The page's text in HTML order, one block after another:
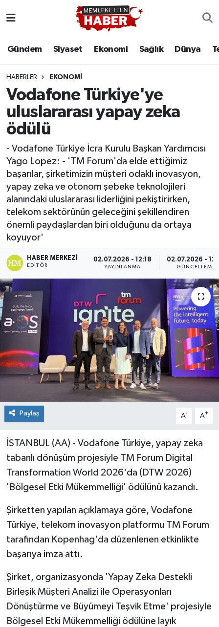
Gündem Siyaset Ekonomi Sağlık Dünya
HABERLER EKONOMI
Vodafone Türkiye'ye
uluslararası yapay zeka
ödülü
- Vodafone Türkiye İcra Kurulu Başkan Yardımcısı
Yago Lopez: - 'TM Forum'da elde ettiğimiz
başarılar, şirketimizin müşteri odaklı inovasyon,
yapay zeka ve otonom şebeke teknolojileri
alanındaki uluslararası liderliğini pekiştirirken,
telekom sektörünün geleceğini şekillendiren
önemli paydaşlardan biri olduğunu da ortaya
koyuyor'
HABER MERKEZI
EDITÖR
02.07.2026 - 12:18
YAYINLANMA
02.07.2026 -
GÜNCELLEME
Paylaş A- A+
İSTANBUL (AA) - Vodafone Türkiye, yapay zeka
tabanlı dönüşüm projesiyle TM Forum Digital
Transformation World 2026'da (DTW 2026)
'Bölgesel Etki Mükemmelliği' ödülünü kazandı.
Şirketten yapılan açıklamaya göre, Vodafone
Türkiye, telekom inovasyon platformu TM Forum
tarafından Kopenhag'da düzenlenen etkinlikte
başarıya imza attı.
Şirket, organizasyonda 'Yapay Zeka Destekli
Birleşik Müşteri Analizi ile Operasyonları
Dönüştürme ve Büyümeyi Teşvik Etme' projesiyle
Bölgesel Etki Mükemmelliği ödülüne layık